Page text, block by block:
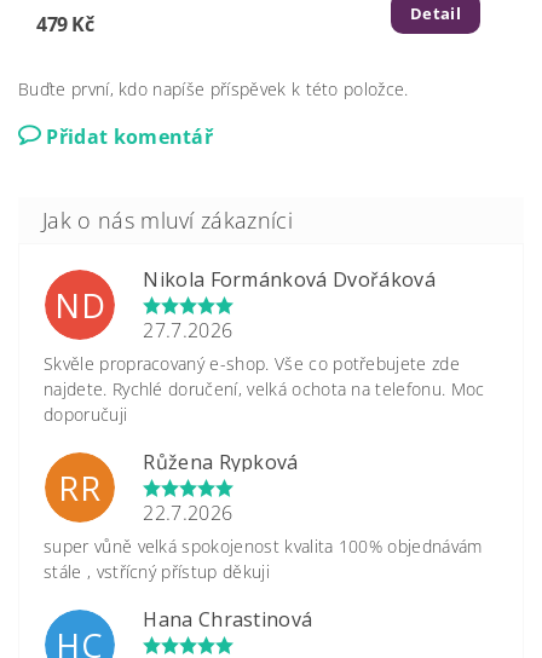
479 Kč Detail
Buďte první, kdo napíše příspěvek k této položce.
Přidat komentář
ND
Nikola Formánková Dvořáková
27.7.2026
Skvěle propracovaný e-shop. Vše co potřebujete zde
najdete. Rychlé doručení, velká ochota na telefonu. Moc
doporučuji
RR
Růžena Rypková
22.7.2026
super vůně velká spokojenost kvalita 100% objednávám
stále , vstřícný přístup děkuji
HC
Hana Chrastinová